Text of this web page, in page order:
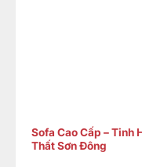
Sofa Cao Cấp – Tinh
Thất Sơn Đông